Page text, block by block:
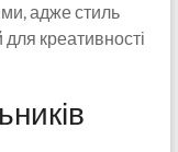
адже стиль
креативності